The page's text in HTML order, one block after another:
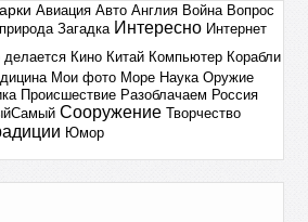
Авиация Авто Англия Война Вопрос
Загадка Интересно Интернет
делается Кино Китай Компьютер Корабли
Мои фото Море Наука Оружие
Происшествие Разоблачаем Россия
Сооружение Творчество
Юмор